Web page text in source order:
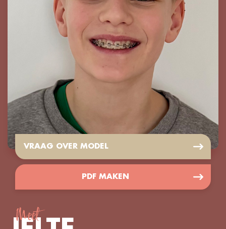
VRAAG OVER MODEL
PDF MAKEN
Meet